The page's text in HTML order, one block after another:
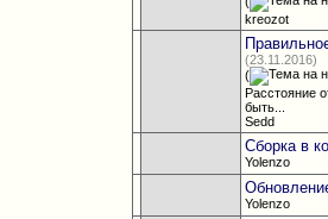
kreozot
(23.11.2016)
(
Расстояние
быть...
Sedd
Сборка в
Yolenzo
Yolenzo